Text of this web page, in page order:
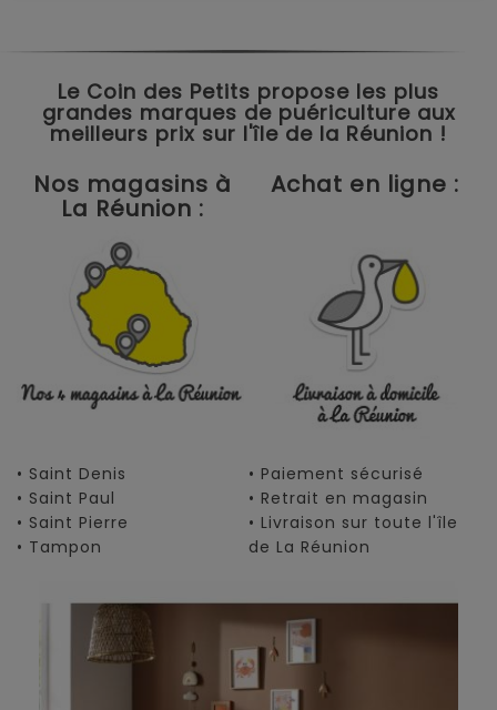
Le Coin des Petits propose les plus
grandes marques de puériculture aux
meilleurs prix sur l'île de la Réunion !
Nos magasins à
La Réunion :
Achat en ligne :
• Saint Denis
• Saint Paul
• Saint Pierre
• Tampon
• Paiement sécurisé
• Retrait en magasin
• Livraison sur toute l'île
de La Réunion